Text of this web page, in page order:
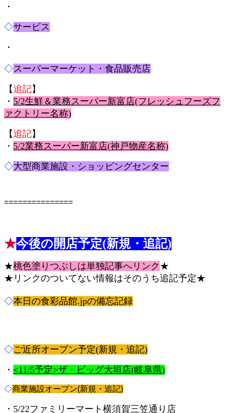
・
◇サービス
・
◇スーパーマーケット・食品販売店
【追記】
・ 5/2生鮮＆業務スーパー新富店(フレッシュフーズフ
ァクトリー名称)
【追記】
・ 5/2業務スーパー新富店(神戸物産名称)
◇大型商業施設・ショッピングセンター
===============
★今後の開店予定(新規・追記)
★桃色塗りつぶしは単独記事へリンク ★
★リンクのついてない情報はそのうち追記予定★
◇本日の食彩品館.jpの備忘記録
◇ご近所オープン予定(新規・追記)
・ <11/5予定>ザ・ビッグ大垣店(岐阜県)
◇商業施設オープン(新規・追記)
・5/22ファミリーマート横須賀三笠通り店